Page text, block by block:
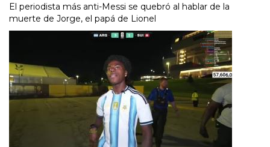
El periodista más anti-Messi se quebró al hablar de la
muerte de Jorge, el papá de Lionel